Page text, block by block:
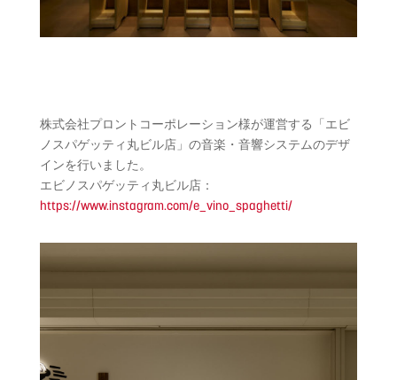
株式会社プロントコーポレーション様が運営する「エビ
ノ スパゲッティ 丸ビル店」 の音楽・ 音響システムのデザ
インを行いました。
エビノ スパゲッティ 丸ビル店：
https://www.instagram.com/e_vino_spaghetti/